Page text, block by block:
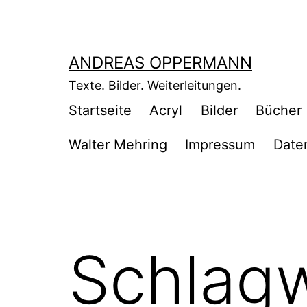
ANDREAS OPPERMANN
Texte. Bilder. Weiterleitungen.
Startseite Acryl Bilder Bücher
Walter Mehring Impressum